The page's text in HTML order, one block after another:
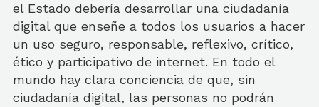
el Estado debería desarrollar una ciudadanía
digital que enseñe a todos los usuarios a hacer
un uso seguro, responsable, reflexivo, crítico,
ético y participativo de internet. En todo el
mundo hay clara conciencia de que, sin
ciudadanía digital, las personas no podrán